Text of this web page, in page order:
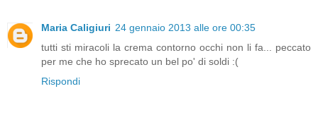
Maria Caligiuri 24 gennaio 2013 alle ore 00:35
tutti sti miracoli la crema contorno occhi non li fa... peccato
per me che ho sprecato un bel po' di soldi :(
Rispondi